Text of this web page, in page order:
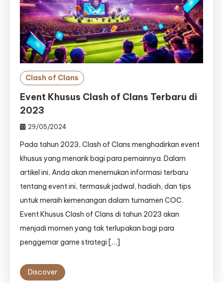
Clash of Clans
Event Khusus Clash of Clans Terbaru di
2023
29/05/2024
Pada tahun 2023, Clash of Clans menghadirkan event
khusus yang menarik bagi para pemainnya. Dalam
artikel ini, Anda akan menemukan informasi terbaru
tentang event ini, termasuk jadwal, hadiah, dan tips
untuk meraih kemenangan dalam turnamen COC.
Event Khusus Clash of Clans di tahun 2023 akan
menjadi momen yang tak terlupakan bagi para
penggemar game strategi […]
Discover